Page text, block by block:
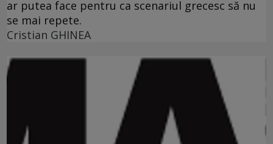
ar putea face pentru ca scenariul grecesc să nu
se mai repete.
Cristian GHINEA